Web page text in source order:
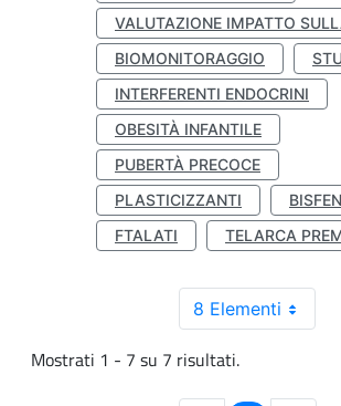
VALUTAZIONE IMPATTO
BIOMONITORAGGIO
INTERFERENTI ENDOCRINI
OBESITÀ INFANTILE
PUBERTÀ PRECOCE
PLASTICIZZANTI
FTALATI
TELARCA
8 Elementi
Mostrati 1 - 7 su 7 risultati.